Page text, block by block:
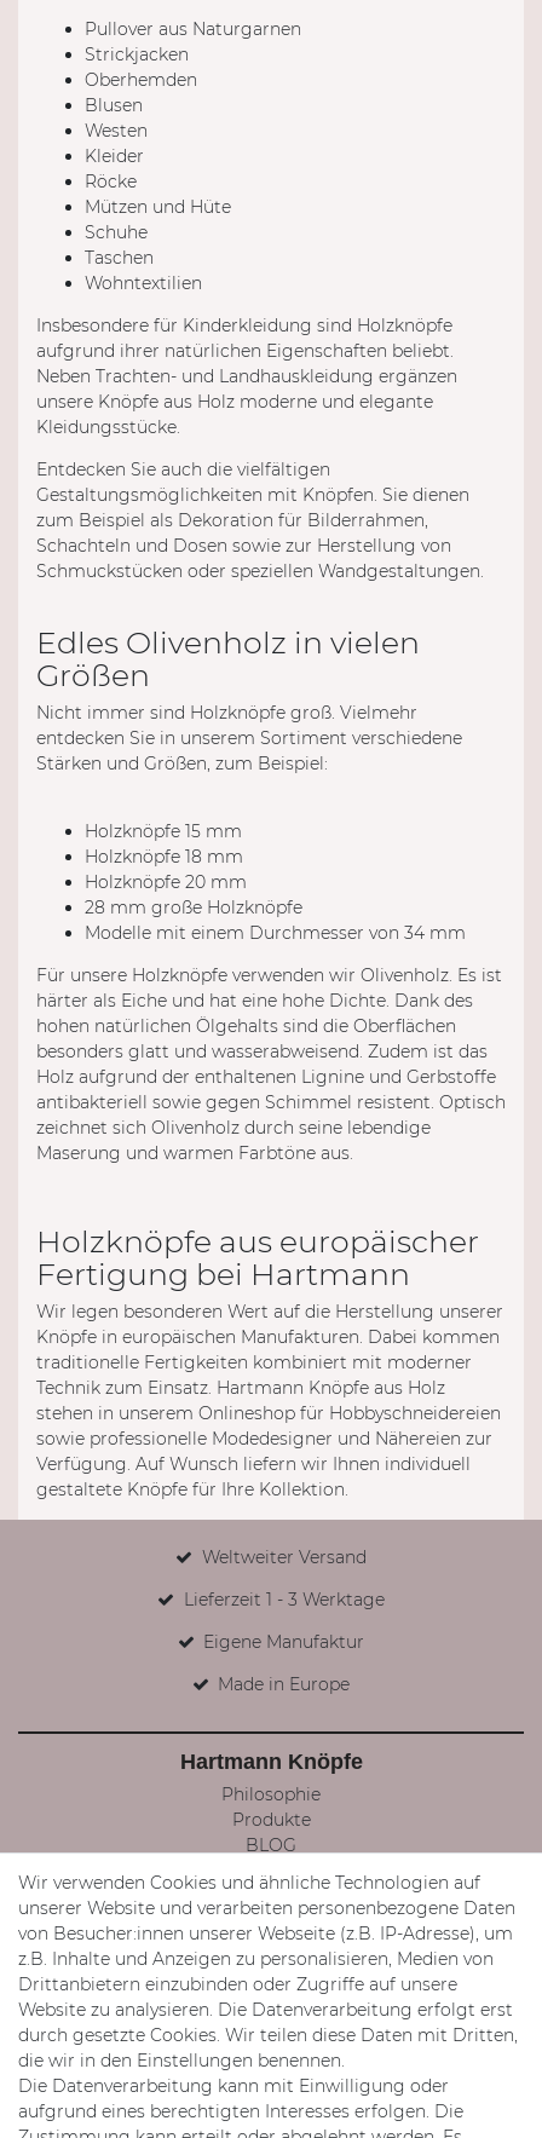
Pullover aus Naturgarnen
Strickjacken
Oberhemden
Blusen
Westen
Kleider
Röcke
Mützen und Hüte
Schuhe
Taschen
Wohntextilien
Insbesondere für Kinderkleidung sind Holzknöpfe
aufgrund ihrer natürlichen Eigenschaften beliebt.
Neben Trachten- und Landhauskleidung ergänzen
unsere Knöpfe aus Holz moderne und elegante
Kleidungsstücke.
Entdecken Sie auch die vielfältigen
Gestaltungsmöglichkeiten mit Knöpfen. Sie dienen
zum Beispiel als Dekoration für Bilderrahmen,
Schachteln und Dosen sowie zur Herstellung von
Schmuckstücken oder speziellen Wandgestaltungen.
Edles Olivenholz in vielen
Größen
Nicht immer sind Holzknöpfe groß. Vielmehr
entdecken Sie in unserem Sortiment verschiedene
Stärken und Größen, zum Beispiel:
Holzknöpfe 15 mm
Holzknöpfe 18 mm
Holzknöpfe 20 mm
28 mm große Holzknöpfe
Modelle mit einem Durchmesser von 34 mm
Für unsere Holzknöpfe verwenden wir Olivenholz. Es ist
härter als Eiche und hat eine hohe Dichte. Dank des
hohen natürlichen Ölgehalts sind die Oberflächen
besonders glatt und wasserabweisend. Zudem ist das
Holz aufgrund der enthaltenen Lignine und Gerbstoffe
antibakteriell sowie gegen Schimmel resistent. Optisch
zeichnet sich Olivenholz durch seine lebendige
Maserung und warmen Farbtöne aus.
Holzknöpfe aus europäischer
Fertigung bei Hartmann
Wir legen besonderen Wert auf die Herstellung unserer
Knöpfe in europäischen Manufakturen. Dabei kommen
traditionelle Fertigkeiten kombiniert mit moderner
Technik zum Einsatz. Hartmann Knöpfe aus Holz
stehen in unserem Onlineshop für Hobbyschneidereien
sowie professionelle Modedesigner und Nähereien zur
Verfügung. Auf Wunsch liefern wir Ihnen individuell
gestaltete Knöpfe für Ihre Kollektion.
Weltweiter Versand
Lieferzeit 1 - 3 Werktage
Eigene Manufaktur
Made in Europe
Hartmann Knöpfe
Philosophie
Produkte
BLOG
Facebook
Instagram
Mein Konto
Registrieren
Login
Mein Konto
Wunschliste
Kontakt Formular
Rechtliches
Wir verwenden Cookies und ähnliche Technologien auf
unserer Website und verarbeiten personenbezogene Daten
von Besucher:innen unserer Webseite (z.B. IP-Adresse), um
z.B. Inhalte und Anzeigen zu personalisieren, Medien von
Drittanbietern einzubinden oder Zugriffe auf unsere
Website zu analysieren. Die Datenverarbeitung erfolgt erst
durch gesetzte Cookies. Wir teilen diese Daten mit Dritten,
die wir in den Einstellungen benennen.
Die Datenverarbeitung kann mit Einwilligung oder
aufgrund eines berechtigten Interesses erfolgen. Die